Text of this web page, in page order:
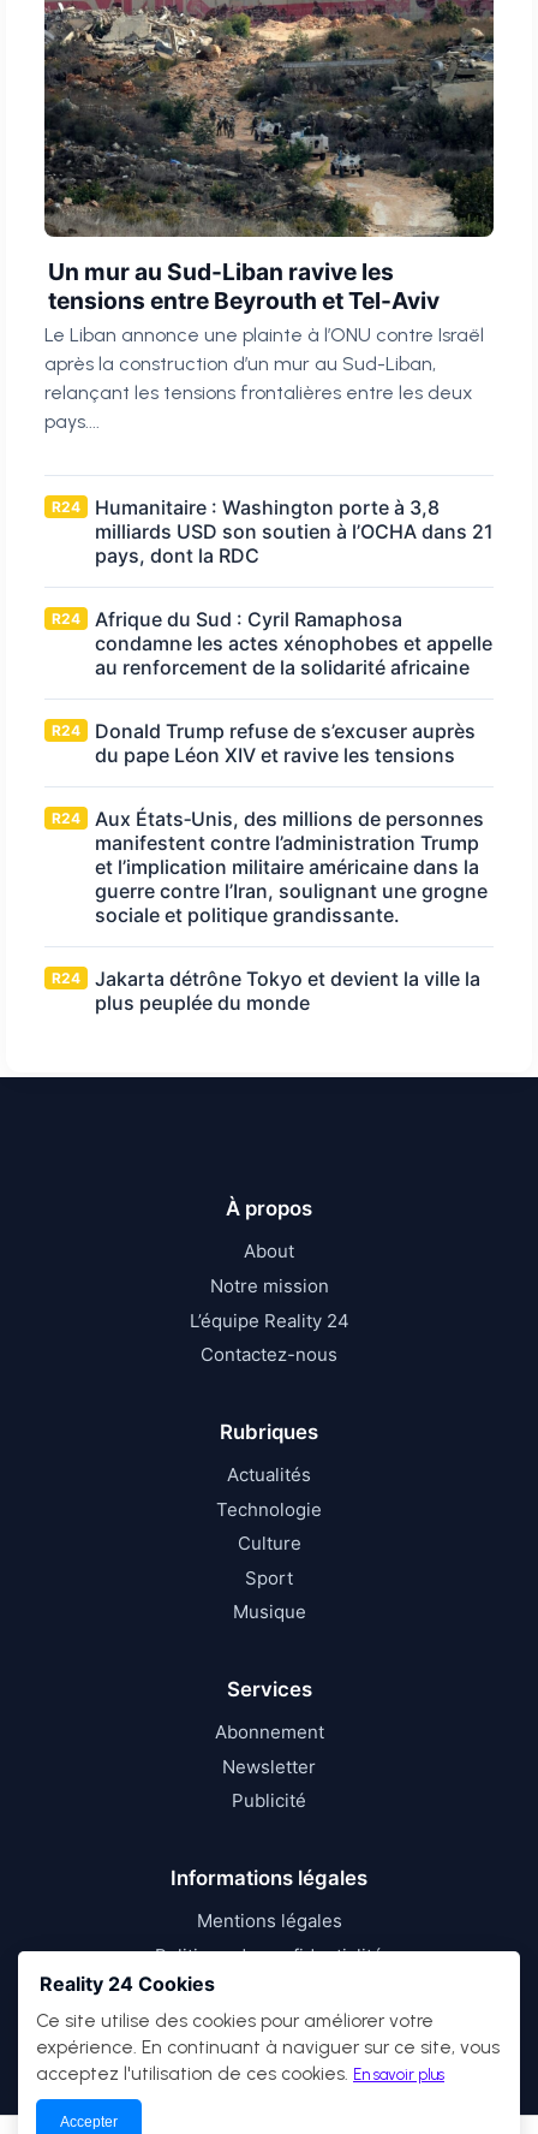
Reality 24 Cookies
Ce site utilise des cookies pour améliorer votre
expérience. En continuant à naviguer sur ce site, vous
acceptez l'utilisation de ces cookies. En savoir plus
Accepter
Un mur au Sud-Liban ravive les
tensions entre Beyrouth et Tel-Aviv
Le Liban annonce une plainte à l’ONU contre Israël
après la construction d’un mur au Sud-Liban,
relançant les tensions frontalières entre les deux
pays....
R24
Humanitaire : Washington porte à 3,8
milliards USD son soutien à l’OCHA dans 21
pays, dont la RDC
R24
Afrique du Sud : Cyril Ramaphosa
condamne les actes xénophobes et appelle
au renforcement de la solidarité africaine
R24
Donald Trump refuse de s’excuser auprès
du pape Léon XIV et ravive les tensions
R24
Aux États‑Unis, des millions de personnes
manifestent contre l’administration Trump
et l’implication militaire américaine dans la
guerre contre l’Iran, soulignant une grogne
sociale et politique grandissante.
R24
Jakarta détrône Tokyo et devient la ville la
plus peuplée du monde
À propos
About
Notre mission
L’équipe Reality 24
Contactez-nous
Rubriques
Actualités
Technologie
Culture
Sport
Musique
Services
Abonnement
Newsletter
Publicité
Informations légales
Mentions légales
Politique de confidentialité
Conditions d’utilisation